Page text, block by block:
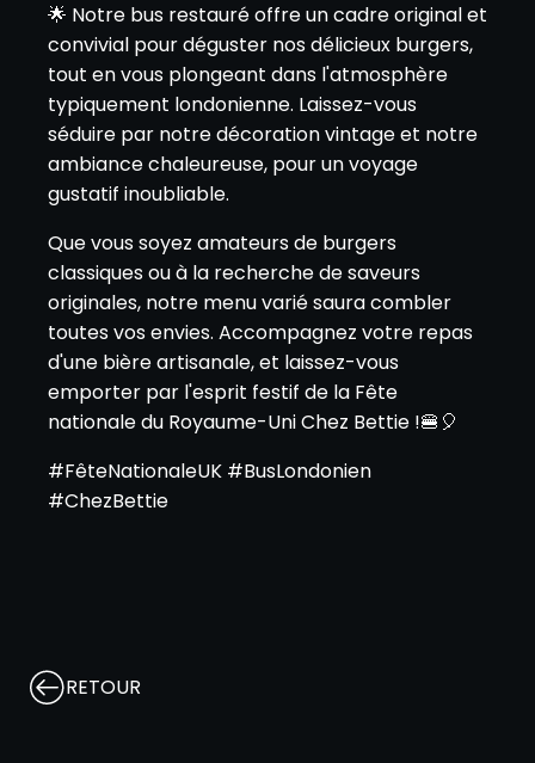
🌟 Notre bus restauré offre un cadre original et
convivial pour déguster nos délicieux burgers,
tout en vous plongeant dans l'atmosphère
typiquement londonienne. Laissez-vous
séduire par notre décoration vintage et notre
ambiance chaleureuse, pour un voyage
gustatif inoubliable.
Que vous soyez amateurs de burgers
classiques ou à la recherche de saveurs
originales, notre menu varié saura combler
toutes vos envies. Accompagnez votre repas
d'une bière artisanale, et laissez-vous
emporter par l'esprit festif de la Fête
nationale du Royaume-Uni Chez Bettie !🍔🎈
#FêteNationaleUK #BusLondonien
#ChezBettie
RETOUR